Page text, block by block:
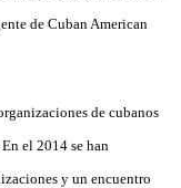
de Cuban American
de cubanos
el 2014 se han
y un encuentro